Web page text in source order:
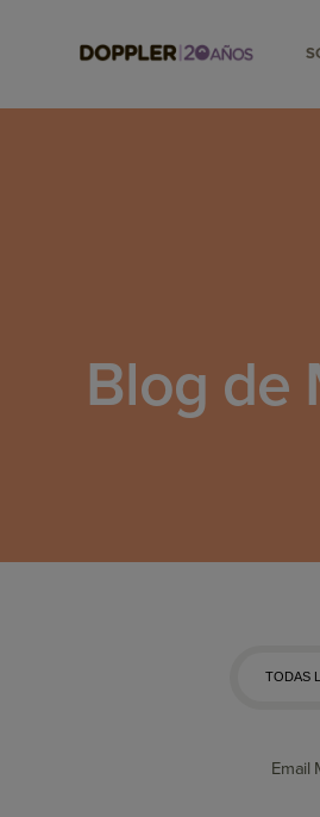
Blog de
Email